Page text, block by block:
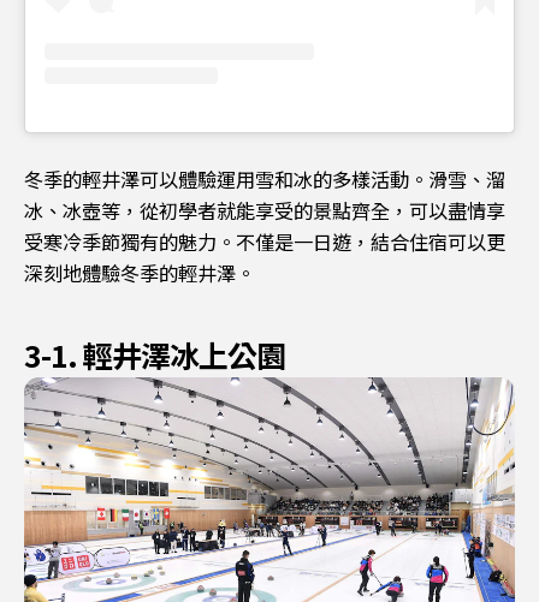
冬季的輕井澤可以體驗運用雪和冰的多樣活動。滑雪、溜
冰、冰壺等，從初學者就能享受的景點齊全，可以盡情享
受寒冷季節獨有的魅力。不僅是一日遊，結合住宿可以更
深刻地體驗冬季的輕井澤。
3-1. 輕井澤冰上公園